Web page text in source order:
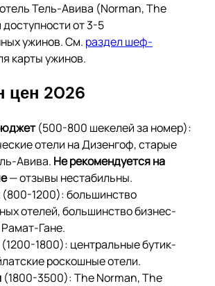
Тель-Авива (Norman, The
от 3-5
ужинов. См. раздел шеф-
карты ужинов.
цен 2026
(500-800 шекелей за номер):
отели на Дизенгоф, старые
Авива. Не рекомендуется на
— отзывы нестабильны.
(800-1200): большинство
отелей, большинство бизнес-
Гане.
(1200-1800): центральные бутик-
роскошные отели.
(1800-3500): The Norman, The